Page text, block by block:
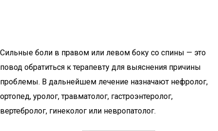
Сильные боли в правом или левом боку со спины — это
повод обратиться к терапевту для выяснения причины
проблемы. В дальнейшем лечение назначают нефролог,
ортопед, уролог, травматолог, гастроэнтеролог,
вертебролог, гинеколог или невропатолог.